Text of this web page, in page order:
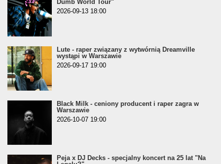
Dumb World Tour"
2026-09-13 18:00
Lute - raper związany z wytwórnią Dreamville
wystąpi w Warszawie
2026-09-17 19:00
Black Milk - ceniony producent i raper zagra w
Warszawie
2026-10-07 19:00
Peja x DJ Decks - specjalny koncert na 25 lat "Na